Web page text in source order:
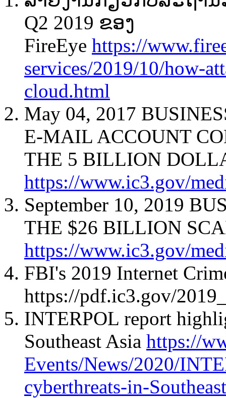
Q2 2019 ຂອງ​
FireEye https://
services/2019/10/how-
cloud.html
May 04, 2017
E-MAIL ACCOUNT
THE 5 BILLION
https://www.ic3.gov/
September 10, 2019
THE $26 BILLION
https://www.ic3.gov/
FBI's 2019 Internet
https://pdf.ic3.gov/
INTERPOL report
Southeast Asia https://
Events/News/2020/
cyberthreats-in-